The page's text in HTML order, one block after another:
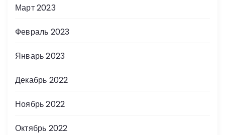
Март 2023
Февраль 2023
Январь 2023
Декабрь 2022
Ноябрь 2022
Октябрь 2022